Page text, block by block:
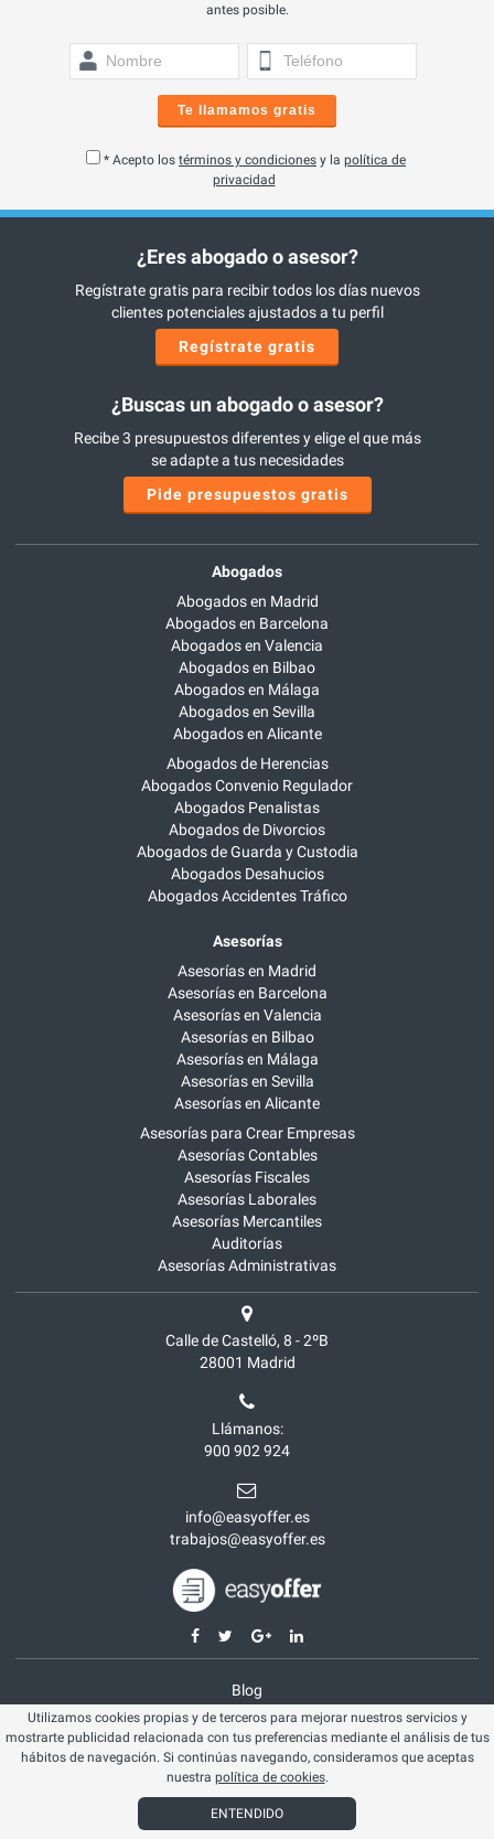
antes posible.
Te llamamos gratis
* Acepto los términos y condiciones y la política de
privacidad
¿Eres abogado o asesor?
Regístrate gratis para recibir todos los días nuevos
clientes potenciales ajustados a tu perfil
Regístrate gratis
¿Buscas un abogado o asesor?
Recibe 3 presupuestos diferentes y elige el que más
se adapte a tus necesidades
Pide presupuestos gratis
Abogados
Abogados en Madrid
Abogados en Barcelona
Abogados en Valencia
Abogados en Bilbao
Abogados en Málaga
Abogados en Sevilla
Abogados en Alicante
Abogados de Herencias
Abogados Convenio Regulador
Abogados Penalistas
Abogados de Divorcios
Abogados de Guarda y Custodia
Abogados Desahucios
Abogados Accidentes Tráfico
Asesorías
Asesorías en Madrid
Asesorías en Barcelona
Asesorías en Valencia
Asesorías en Bilbao
Asesorías en Málaga
Asesorías en Sevilla
Asesorías en Alicante
Asesorías para Crear Empresas
Asesorías Contables
Asesorías Fiscales
Asesorías Laborales
Asesorías Mercantiles
Auditorías
Asesorías Administrativas
Calle de Castelló, 8 - 2ºB
28001 Madrid
Llámanos:
900 902 924
info@easyoffer.es
trabajos@easyoffer.es
Blog
Opiniones
Aviso legal
Política cookies
© Easyoffer 2026. Todos los derechos reservados
Utilizamos cookies propias y de terceros para mejorar nuestros servicios y
mostrarte publicidad relacionada con tus preferencias mediante el análisis de tus
hábitos de navegación. Si continúas navegando, consideramos que aceptas
nuestra política de cookies.
ENTENDIDO